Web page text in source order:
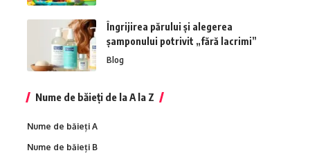
Îngrijirea părului și alegerea
șamponului potrivit „fără lacrimi”
Blog
Nume de băieți de la A la Z
Nume de băieți A
Nume de băieți B